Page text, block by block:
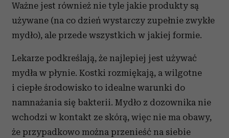
Ważne jest również nie tyle jakie produkty są
używane (na co dzień wystarczy zupełnie zwykłe
mydło), ale przede wszystkich w jakiej formie.
Lekarze podkreślają, że najlepiej jest używać
mydła w płynie. Kostki rozmiękają, a wilgotne
i ciepłe środowisko to idealne warunki do
namnażania się bakterii. Mydło z dozownika nie
wchodzi w kontakt ze skórą, więc nie ma obawy,
że przypadkowo można przenieść na siebie